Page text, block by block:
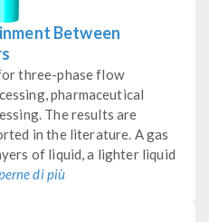
Between
three-phase flow
pharmaceutical
The results are
in the literature. A gas
of liquid, a lighter liquid
di più